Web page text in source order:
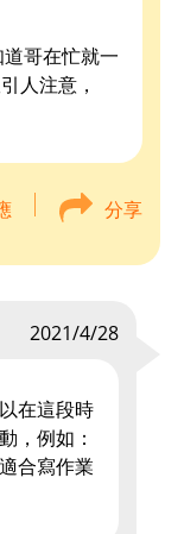
哥在忙就一
人注意，
分享
2021/4/28
在這段時
，例如：
合寫作業